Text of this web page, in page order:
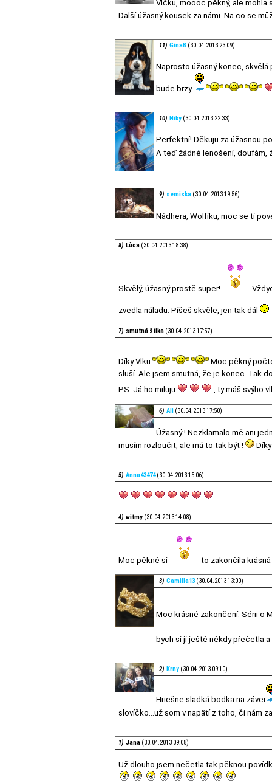
Vlčku, moooc pěkný, ale
Další úžasný kousek za námi. Na co se
11) GinaB (30.04.2013 23:09)
Naprosto úžasný konec, skvělá
bude brzy.
10) Niky (30.04.2013 22:33)
Perfektní! Děkuju za úžasnou
A teď žádné lenošení, doufám,
9) semiska (30.04.2013 19:56)
Nádhera, Wolfíku, moc se ti
8) Lůca (30.04.2013 18:38)
Skvělý, úžasný prostě super!
zvedla náladu. Píšeš skvěle, jen tak dál
7) smutná štika (30.04.2013 17:57)
Díky Vlku
Moc pěkný
sluší. Ale jsem smutná, že je konec. Tak
PS: Já ho miluju
, ty máš svýho
6) Ali (30.04.2013 17:50)
Úžasný ! Nezklamalo mě ani
musím rozloučit, ale má to tak být !
5) Anna43474(30.04.2013 15:06)
4) witmy (30.04.2013 14:08)
Moc pěkně si to zakončila
3) Camilla13(30.04.2013 13:00)
Moc krásné zakončení. Sérii o
bych si ji ještě někdy přečetla
2) Krny (30.04.2013 09:10)
Hriešne sladká bodka na záver
slovíčko...už som v napätí z toho, či nám
1) Jana (30.04.2013 09:08)
Už dlouho jsem nečetla tak pěknou